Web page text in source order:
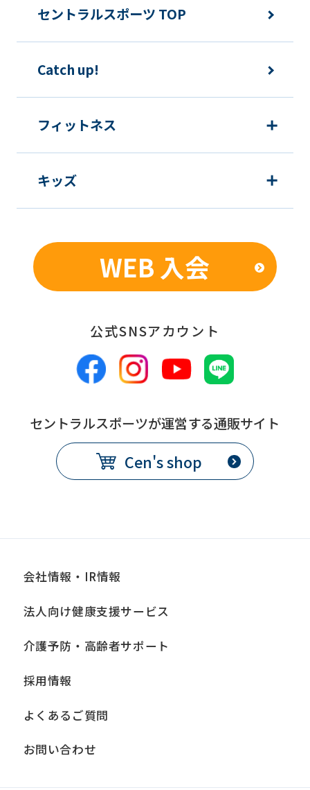
セントラルスポーツ TOP
Catch up!
フィットネス
キッズ
WEB 入会
公式SNSアカウント
セントラルスポーツが運営する通販サイト
Cen's shop
会社情報・IR情報
法人向け健康支援サービス
介護予防・高齢者サポート
採用情報
よくあるご質問
お問い合わせ